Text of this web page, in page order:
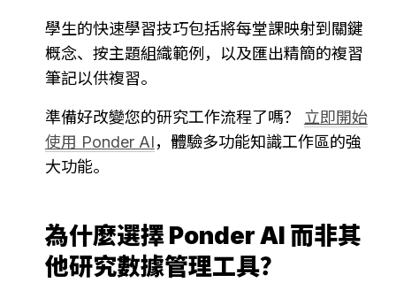
學生的快速學習技巧包括將每堂課映射到關鍵
概念、按主題組織範例，以及匯出精簡的複習
筆記以供複習。
準備好改變您的研究工作流程了嗎？ 立即開始
使用 Ponder AI，體驗多功能知識工作區的強
大功能。
為什麼選擇 Ponder AI 而非其
他研究數據管理工具？